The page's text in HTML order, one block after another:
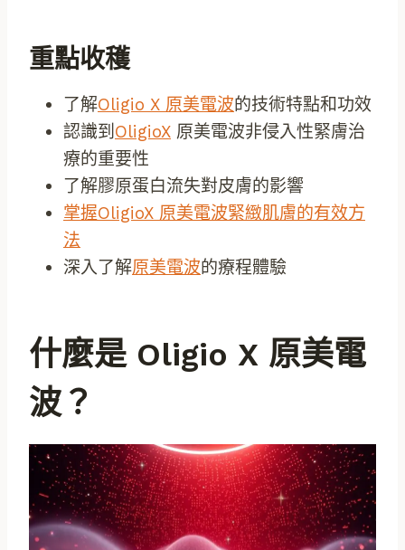
重點收穫
了解Oligio X 原美電波的技術特點和功效
認識到 OligioX 原美電波非侵入性緊膚治
療的重要性
了解膠原蛋白流失對皮膚的影響
掌握OligioX 原美電波緊緻肌膚的有效方
法
深入了解原美電波的療程體驗
什麼是 Oligio X 原美電
波？